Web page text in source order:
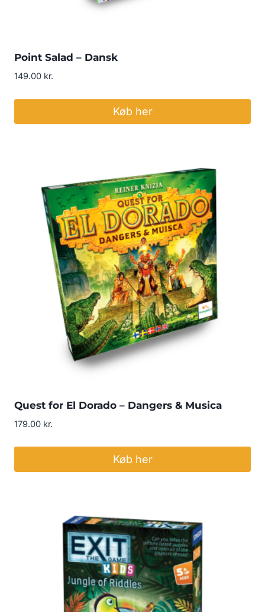
Point Salad – Dansk
149.00 kr.
Køb her
Quest for El Dorado – Dangers & Musica
179.00 kr.
Køb her